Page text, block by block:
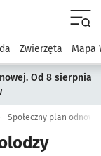
Środowisko we
Zwierzęta Mapa
Od 8 sierpnia
Społeczny plan odnowy